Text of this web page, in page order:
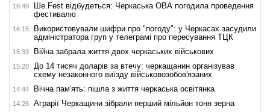
16:49
Ше.Fest відбудеться: Черкаська ОВА погодила проведення
фестивалю
16:15
Використовували шифри про "погоду": у Черкасах засудили
адміністратора груп у телеграмі про пересування ТЦК
15:33 Війна забрала життя двох черкаських військових
15:20
До 14 тисяч доларів за втечу: черкащанин організував
схему незаконного виїзду військовозобов'язаних
14:44 Вічна пам'ять: пішла з життя черкаська освітянка
14:26 Аграрії Черкащини зібрали перший мільйон тонн зерна